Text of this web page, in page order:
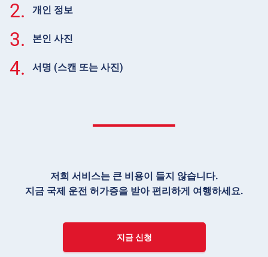
2. 개인 정보
3. 본인 사진
4. 서명 (스캔 또는 사진)
저희 서비스는 큰 비용이 들지 않습니다.
지금 국제 운전 허가증을 받아 편리하게 여행하세요.
지금 신청